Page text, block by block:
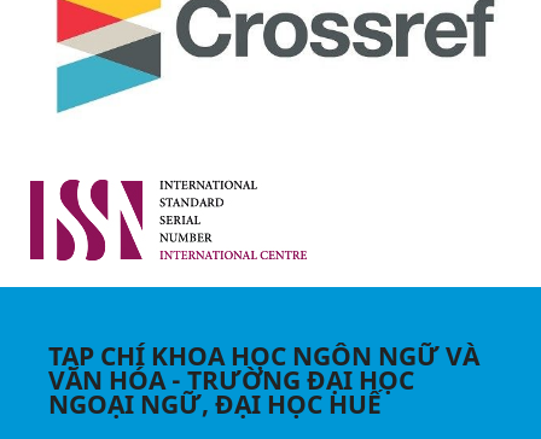
TẠP CHÍ KHOA HỌC NGÔN NGỮ VÀ
VĂN HÓA - TRƯỜNG ĐẠI HỌC
NGOẠI NGỮ, ĐẠI HỌC HUẾ